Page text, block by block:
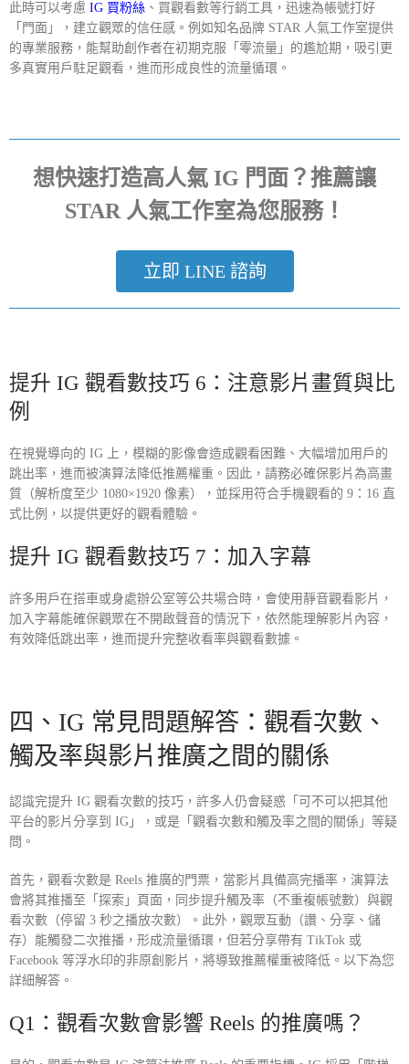
此時可以考慮 IG 買粉絲 、買觀看數等行銷工具，迅速為帳號打好
「門面」，建立觀眾的信任感。例如知名品牌 STAR 人氣工作室提供
的專業服務，能幫助創作者在初期克服「零流量」的尷尬期，吸引更
多真實用戶駐足觀看，進而形成良性的流量循環。
想快速打造高人氣 IG 門面？推薦讓
STAR 人氣工作室為您服務！
立即 LINE 諮詢
提升 IG 觀看數技巧 6：注意影片畫質與比
例
在視覺導向的 IG 上，模糊的影像會造成觀看困難、大幅增加用戶的
跳出率，進而被演算法降低推薦權重。因此，請務必確保影片為高畫
質（解析度至少 1080×1920 像素），並採用符合手機觀看的 9：16 直
式比例，以提供更好的觀看體驗。
提升 IG 觀看數技巧 7：加入字幕
許多用戶在搭車或身處辦公室等公共場合時，會使用靜音觀看影片，
加入字幕能確保觀眾在不開啟聲音的情況下，依然能理解影片內容，
有效降低跳出率，進而提升完整收看率與觀看數據。
四、 IG 常見問題解答：觀看次數、
觸及率與影片推廣之間的關係
認識完提升 IG 觀看次數的技巧，許多人仍會疑惑「可不可以把其他
平台的影片分享到 IG」，或是「觀看次數和觸及率之間的關係」等疑
問。
首先，觀看次數是 Reels 推廣的門票，當影片具備高完播率，演算法
會將其推播至「探索」頁面，同步提升觸及率（不重複帳號數）與觀
看次數（停留 3 秒之播放次數）。此外，觀眾互動（讚、分享、儲
存）能觸發二次推播，形成流量循環，但若分享帶有 TikTok 或
Facebook 等浮水印的非原創影片，將導致推薦權重被降低。以下為您
詳細解答。
Q1：觀看次數會影響 Reels 的推廣嗎？